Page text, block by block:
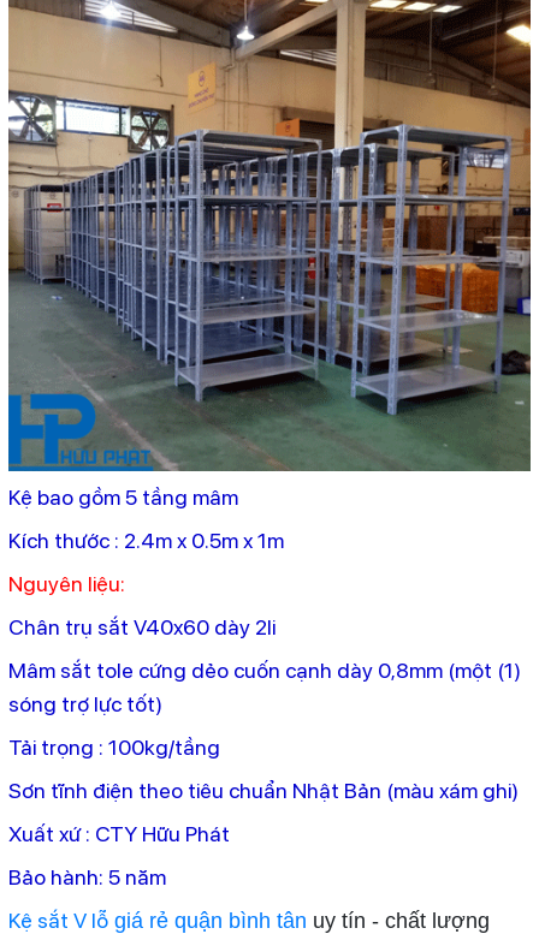
Kệ bao gồm 5 tầng mâm
Kích thước : 2.4m x 0.5m x 1m
Nguyên liệu:
Chân trụ sắt V40x60 dày 2li
Mâm sắt tole cứng dẻo cuốn cạnh dày 0,8mm (một (1)
sóng trợ lực tốt)
Tải trọng : 100kg/tầng
Sơn tĩnh điện theo tiêu chuẩn Nhật Bản (màu xám ghi)
Xuất xứ : CTY Hữu Phát
Bảo hành: 5 năm
Kệ sắt V lỗgiá rẻ quận bình tân uy tín - chất lượng